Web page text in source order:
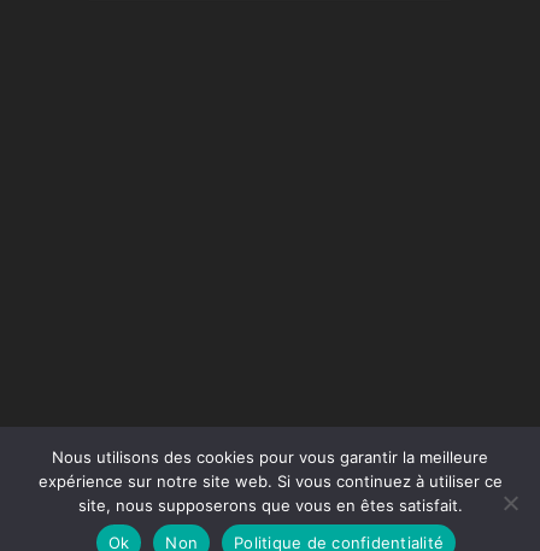
Conception du site :Agence Jus de Citron
Nous utilisons des cookies pour vous garantir la meilleure
expérience sur notre site web. Si vous continuez à utiliser ce
site, nous supposerons que vous en êtes satisfait.
Ok
Non Politique de confidentialité